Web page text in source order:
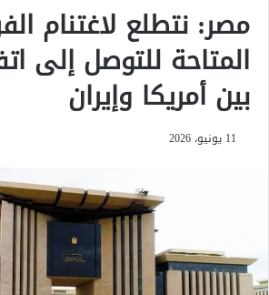
مصر: نتطلع لاغتنام
المتاحة للتوصل إلى
بين أمريكا وإيران
11 يونيو، 2026